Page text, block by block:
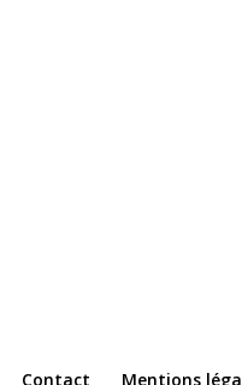
Contact Mentions